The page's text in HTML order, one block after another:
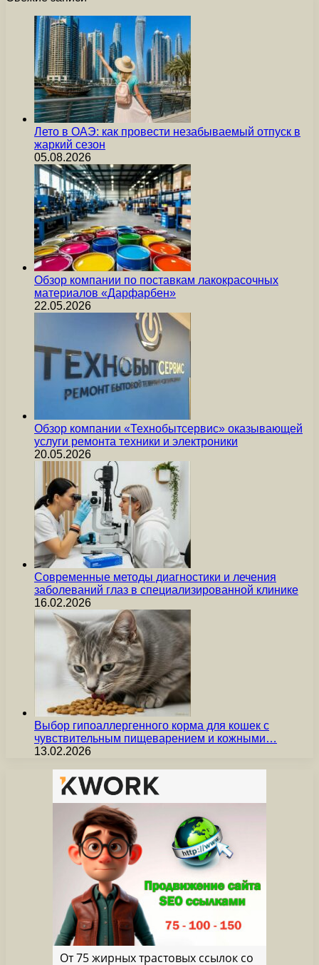
Лето в ОАЭ: как провести незабываемый отпуск в
жаркий сезон
05.08.2026
Обзор компании по поставкам лакокрасочных
материалов «Дарфарбен»
22.05.2026
Обзор компании «Технобытсервис» оказывающей
услуги ремонта техники и электроники
20.05.2026
Современные методы диагностики и лечения
заболеваний глаз в специализированной клинике
16.02.2026
Выбор гипоаллергенного корма для кошек с
чувствительным пищеварением и кожными…
13.02.2026